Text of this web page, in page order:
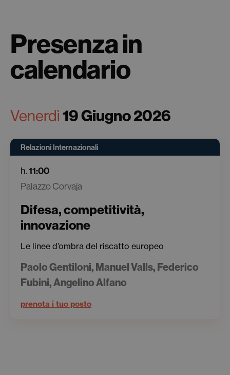
Presenza in
calendario
Venerdì19 Giugno 2026
Relazioni Internazionali
h.11:00
Palazzo Corvaja
Difesa, competitività,
innovazione
Le linee d’ombra del riscatto europeo
Paolo Gentiloni, Manuel Valls, Federico
Fubini, Angelino Alfano
prenota i tuo posto